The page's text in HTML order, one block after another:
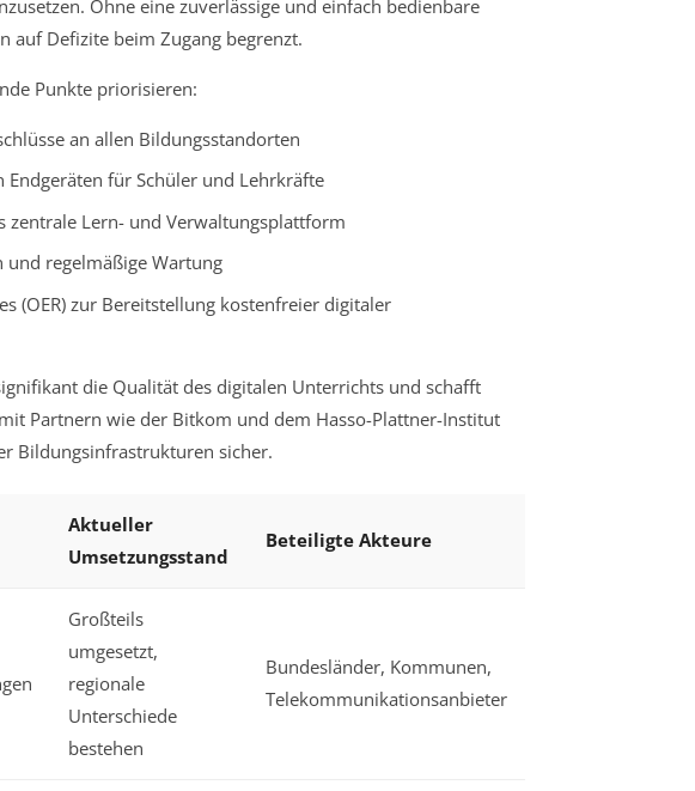
Ohne eine zuverlässige und einfach bedienbare
Defizite beim Zugang begrenzt.
Punkte priorisieren:
an allen Bildungsstandorten
für Schüler und Lehrkräfte
zentrale Lern- und Verwaltungsplattform
regelmäßige Wartung
(OER) zur Bereitstellung kostenfreier digitaler
die Qualität des digitalen Unterrichts und schafft
Partnern wie der Bitkom und dem Hasso-Plattner-Institut
Bildungsinfrastrukturen sicher.
Aktueller
Umsetzungsstand
Beteiligte Akteure
Großteils
umgesetzt,
regionale
Unterschiede
bestehen
Bundesländer, Kommunen,
Telekommunikationsanbieter